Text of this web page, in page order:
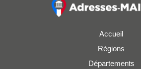
Accueil
Régions
Départements